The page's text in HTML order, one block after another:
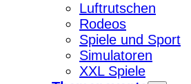
Luftrutschen
Rodeos
Spiele und Sport
Simulatoren
XXL Spiele